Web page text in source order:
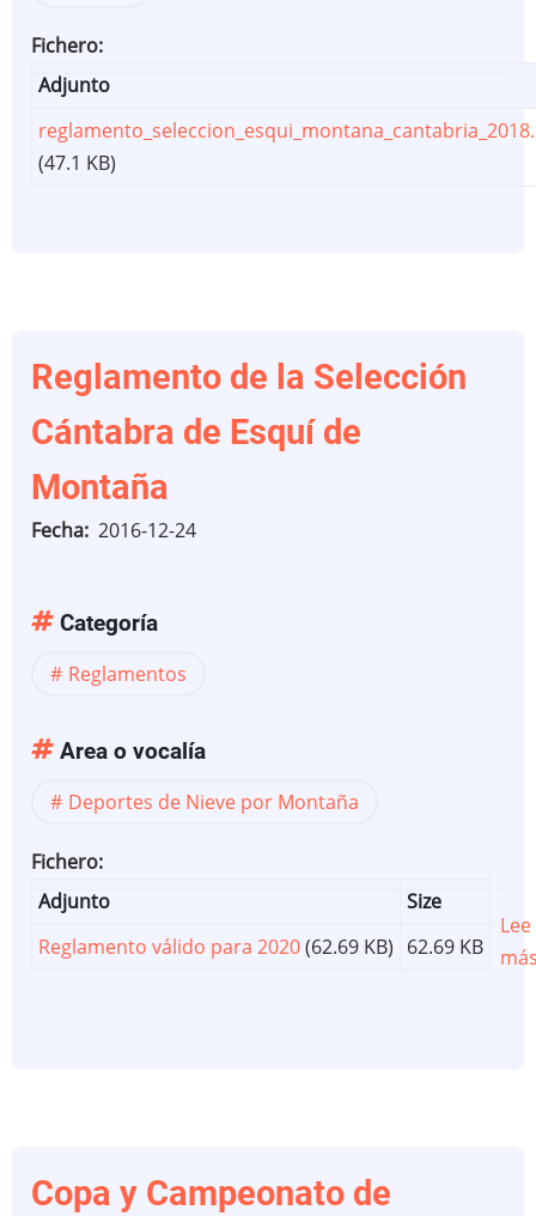
Fichero
Adjunto
(47.1 KB)
Reglamento de la Selección
Cántabra de Esquí de
Montaña
Fecha 2016-12-24
Categoría
Reglamentos
Area o vocalía
Deportes de Nieve por Montaña
Fichero
Adjunto
Size
Reglamento válido para 2020(62.69 KB) 62.69 KB
Lee
Copa y Campeonato de